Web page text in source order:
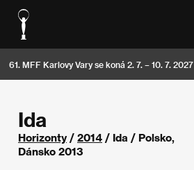
61. MFF Karlovy Vary se koná 2. 7. – 10. 7. 2027
Ida
Horizonty/ 2014 / Ida / Polsko,
Dánsko 2013